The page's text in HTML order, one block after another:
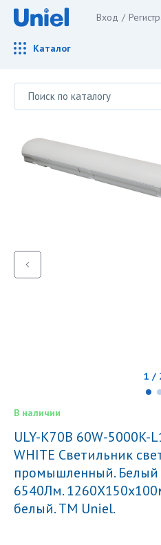
Вход /
Каталог
1 /
В наличии
ULY-K70B 60W-5000K-L126 IP65
WHITE Светильник
промышленный. Белый
6540Лм.
белый. TM Uniel.